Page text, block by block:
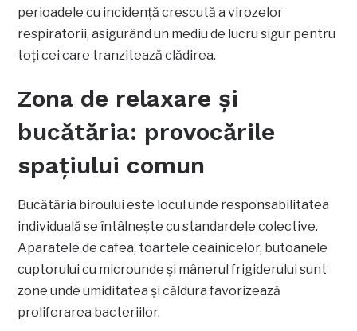
perioadele cu incidență crescută a virozelor
respiratorii, asigurând un mediu de lucru sigur pentru
toți cei care tranzitează clădirea.
Zona de relaxare și
bucătăria: provocările
spațiului comun
Bucătăria biroului este locul unde responsabilitatea
individuală se întâlnește cu standardele colective.
Aparatele de cafea, toartele ceainicelor, butoanele
cuptorului cu microunde și mânerul frigiderului sunt
zone unde umiditatea și căldura favorizează
proliferarea bacteriilor.